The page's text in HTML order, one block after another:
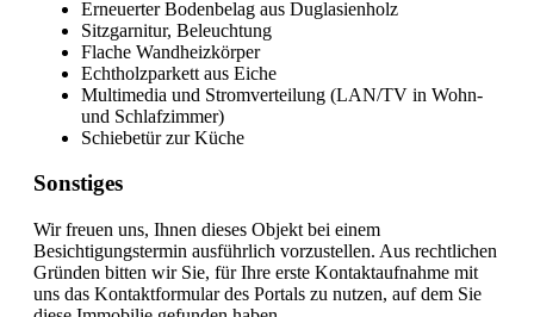
Erneuerter Bodenbelag aus Duglasienholz
Sitzgarnitur, Beleuchtung
Flache Wandheizkörper
Echtholzparkett aus Eiche
Multimedia und Stromverteilung (LAN/TV in Wohn-
und Schlafzimmer)
Schiebetür zur Küche
Sonstiges
Wir freuen uns, Ihnen dieses Objekt bei einem
Besichtigungstermin ausführlich vorzustellen. Aus rechtlichen
Gründen bitten wir Sie, für Ihre erste Kontaktaufnahme mit
uns das Kontaktformular des Portals zu nutzen, auf dem Sie